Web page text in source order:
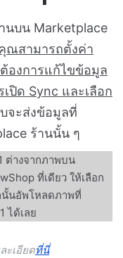
บน Marketplace
ณสามารถตั้งค่า
องการแก้ไขข้อมูล
ปิด Sync และเลือก
จะส่งข้อมูลที่
ร้านนั้น ๆ
ต่างจากภาพบน
ที่เดียว ให้เลือก
นั้นอัพโหลดภาพที่
ได้เลย
เอียดที่นี่